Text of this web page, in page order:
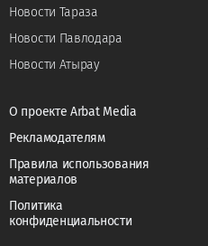
Новости Тараза
Новости Павлодара
Новости Атырау
О проекте Arbat Media
Рекламодателям
Правила использования
материалов
Политика
конфиденциальности